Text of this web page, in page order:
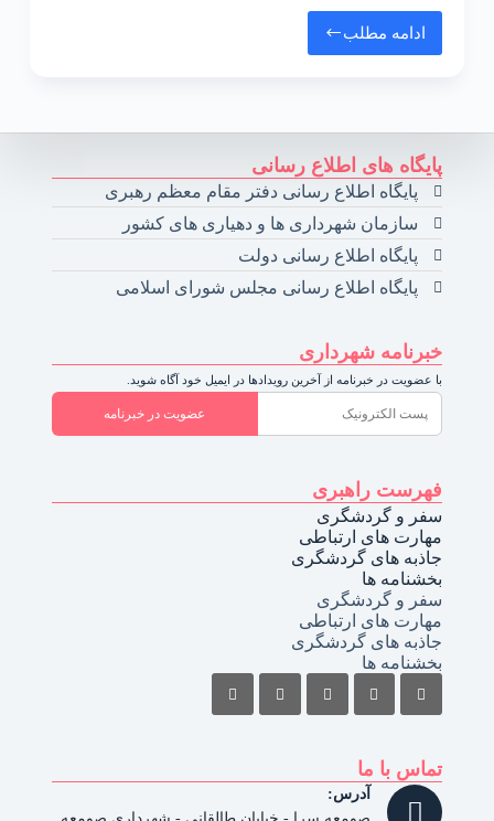
ادامه مطلب
پایگاه های اطلاع رسانی
پایگاه اطلاع رسانی دفتر مقام معظم رهبری
سازمان شهرداری ها و دهیاری های کشور
پایگاه اطلاع رسانی دولت
پایگاه اطلاع رسانی مجلس شورای اسلامی
خبرنامه شهرداری
با عضویت در خبرنامه از آخرین رویدادها در ایمیل خود آگاه شوید.
عضویت در خبرنامه
فهرست راهبری
سفر و گردشگری
مهارت های ارتباطی
جاذبه های گردشگری
بخشنامه ها
سفر و گردشگری
مهارت های ارتباطی
جاذبه های گردشگری
بخشنامه ها
تماس با ما
آدرس: